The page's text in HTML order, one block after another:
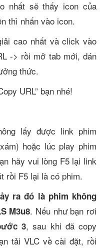
nhất sẽ thấy icon của
thì nhấn vào icon.
cao nhất và click vào
-> rồi mở tab mới, dán
thức.
URL” bạn nhé!
lấy được link phim
hoặc lúc play phim
hãy vui lòng F5 lại link
rồi F5 lại là có phim.
ra đó là phim không
M3u8. Nếu như bạn rơi
3, sau khi đã copy
tải VLC về cài đặt, rồi